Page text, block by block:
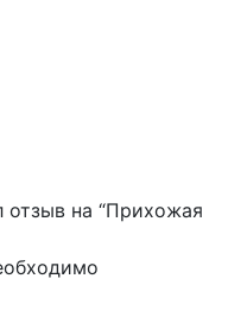
отзыв на “Прихожая